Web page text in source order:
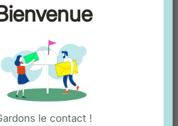
est uniquement utilisée
les newsletters de la Fondation
son actualité. Vous pouvez à tout
lien de désabonnement intégré dans
le contact !